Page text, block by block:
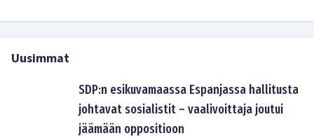
Uusimmat
SDP:n esikuvamaassa Espanjassa hallitusta
johtavat sosialistit – vaalivoittaja joutui
jäämään oppositioon